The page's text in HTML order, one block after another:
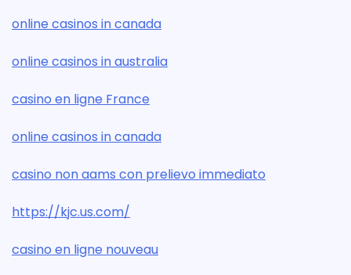
online casinos in canada
online casinos in australia
casino en ligne France
online casinos in canada
casino non aams con prelievo immediato
https://kjc.us.com/
casino en ligne nouveau